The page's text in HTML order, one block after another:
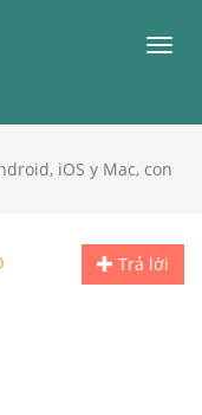
iOS y Mac, con
Trả lời